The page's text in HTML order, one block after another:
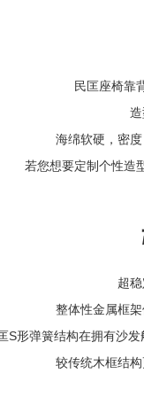
民匡座椅靠
海绵软硬，密
若您想要定制个性造
超
整体性金属框
S形弹簧结构在拥有沙
较传统木框结